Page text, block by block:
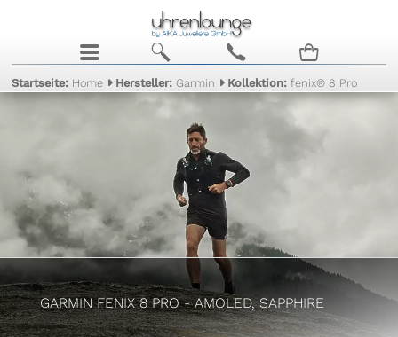
j b c n
Startseite: Home Hersteller:Garmin Kollektion:fenix® 8 Pro
GARMIN FENIX 8 PRO - AMOLED, SAPPHIRE